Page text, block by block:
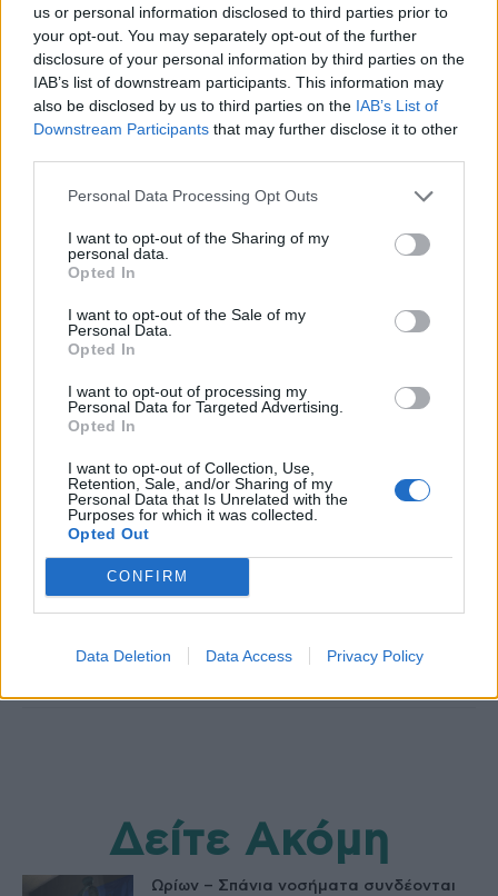
us or personal information disclosed to third parties prior to
your opt-out. You may separately opt-out of the further
disclosure of your personal information by third parties on the
IAB’s list of downstream participants. This information may
also be disclosed by us to third parties on the IAB’s List of
Downstream Participants that may further disclose it to other
Personal Data Processing Opt Outs
I want to opt-out of the Sharing of my
personal data.
Opted In
I want to opt-out of the Sale of my
Personal Data.
Opted In
I want to opt-out of processing my
Personal Data for Targeted Advertising.
Opted In
I want to opt-out of Collection, Use,
Retention, Sale, and/or Sharing of my
Personal Data that Is Unrelated with the
Purposes for which it was collected.
Opted Out
CONFIRM
Data Deletion Data Access Privacy Policy
Διαβάστε επίσης
Η αξία και τα όρια του προληπτικού ελέγχου
για τον καρκίνο του προστάτη: Νεότερα
Αναψυκτικά, αλκοόλ και ενεργειακά ποτά: Οι
κρυφοί εχθροί του εγκεφάλου
Κινητές Ιατρικές Μονάδες
Δείτε Ακόμη
Ωρίων – Σπάνια νοσήματα συνδέονται